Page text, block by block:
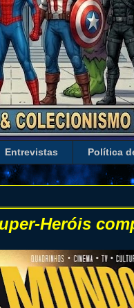
Entrevistas Política
Heróis